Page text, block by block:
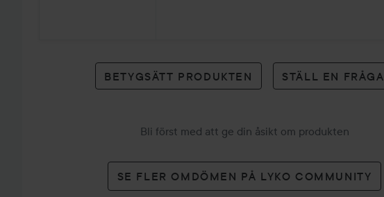
betyg
BETYGSÄTT PRODUKTEN STÄLL EN FRÅGA
Bli först med att ge din åsikt om produkten
SE FLER OMDÖMEN PÅ LYKO COMMUNITY